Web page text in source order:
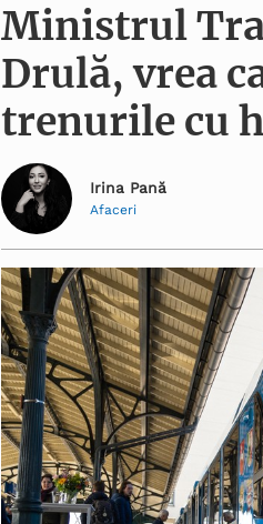
Ministrul
Drulă, vrea
trenurile cu
Irina Pană
Afaceri